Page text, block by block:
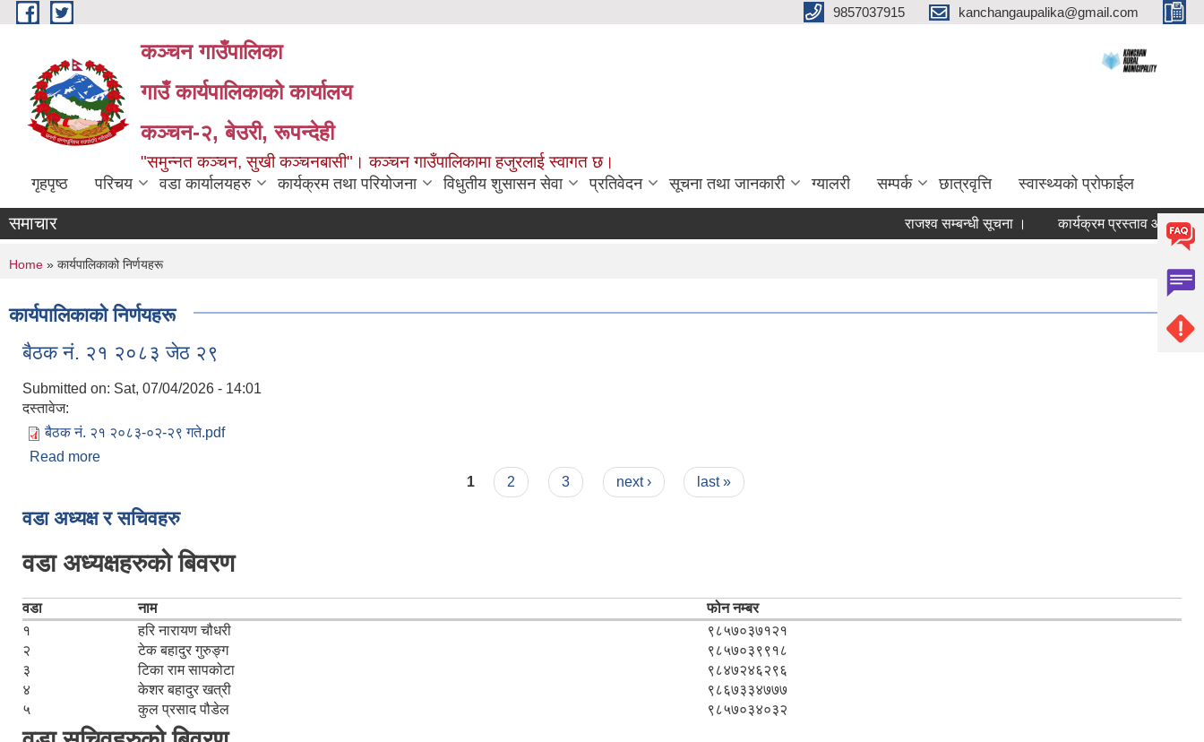
Skip to main content 9857037915 kanchangaupalika@gmail.com
कञ्चन गाउँपालिका
गाउँ कार्यपालिकाको कार्यालय
कञ्‍चन-२, बेउरी, रूपन्देही
"समुन्‍नत कञ्‍चन, सुखी कञ्‍चनबासी"। कञ्चन गाउँपालिकामा हजुरलाई स्वागत छ।
गृहपृष्ठ परिचय वडा कार्यालयहरु कार्यक्रम तथा परियोजना विधुतीय शुसासन सेवा प्रतिवेदन सूचना तथा जानकारी ग्यालरी सम्पर्क छात्रवृत्ति स्वास्थ्यको प्रोफाईल
समाचार राजश्व सम्बन्धी सूचना । कार्यक्रम प्रस्ताव आव्हान
You are here
Home » कार्यपालिकाको निर्णयहरू
कार्यपालिकाको निर्णयहरू
बैठक नं. २१ २०८३ जेठ २९
Submitted on: Sat, 07/04/2026 - 14:01
दस्तावेज:
बैठक नं. २१ २०८३-०२-२९ गते.pdf
Read more
1 2 3 next › last »
वडा अध्यक्ष र सचिवहरु
वडा अध्यक्षहरुको बिवरण
वडा नाम
फोन नम्बर
१
हरि नारायण चौधरी
९८५७०३७१२१
२
टेक बहादुर गुरुङ्ग
९८५७०३९९१८
३
टिका राम सापकोटा
९८४७२४६२९६
४
केशर बहादुर खत्री
९८६७३३४७७७
५
कुल प्रसाद पौडेल ९८५७०३४०३२